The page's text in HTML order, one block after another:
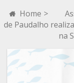
Home >
de Paudalho
na